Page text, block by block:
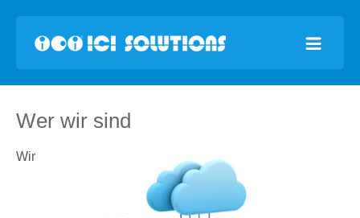
Wer wir sind
Wir